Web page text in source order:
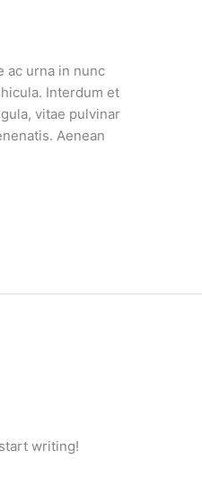
ac urna in nunc
Interdum et
vitae pulvinar
Aenean
writing!